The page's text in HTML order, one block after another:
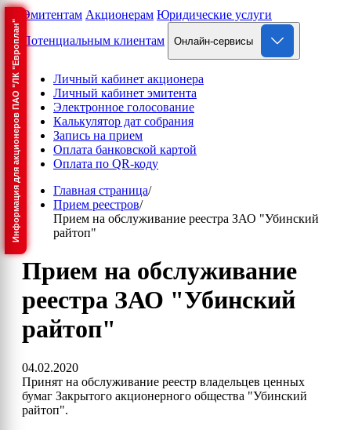
Информация для акционеров ПАО "ЛК "Европлан"
Эмитентам Акционерам Юридические услуги
Потенциальным клиентам
Онлайн-сервисы
Личный кабинет акционера
Личный кабинет эмитента
Электронное голосование
Калькулятор дат собрания
Запись на прием
Оплата банковской картой
Оплата по QR-коду
Главная страница/
Прием реестров/
Прием на обслуживание реестра ЗАО "Убинский
райтоп"
Прием на обслуживание
реестра ЗАО "Убинский
райтоп"
04.02.2020
Принят на обслуживание реестр владельцев ценных
бумаг Закрытого акционерного общества "Убинский
райтоп".